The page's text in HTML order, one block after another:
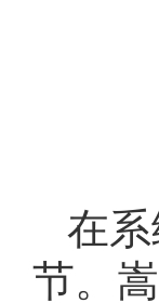
在
节。